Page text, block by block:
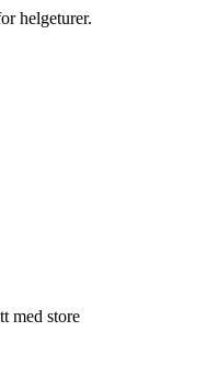
helgeturer.
med store